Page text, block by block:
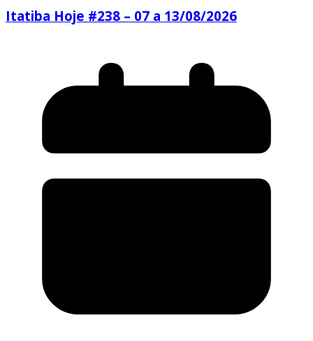
Itatiba Hoje #238 – 07 a 13/08/2026